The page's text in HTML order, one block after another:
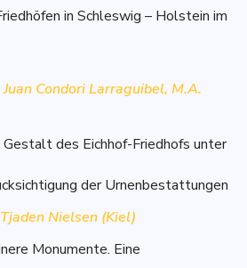
in Schleswig – Holstein im
Juan Condori Larraguibel, M.A.
des Eichhof-Friedhofs unter
der Urnenbestattungen
Tjaden Nielsen (Kiel)
Monumente. Eine